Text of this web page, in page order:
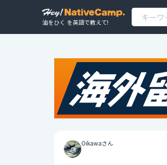
油をひく を英語で教えて!
Oikawaさん